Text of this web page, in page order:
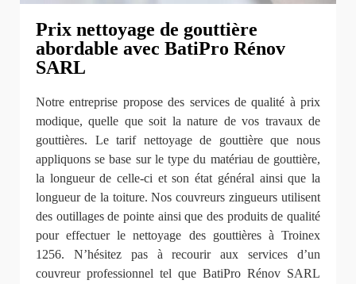
Prix nettoyage de gouttière
abordable avec BatiPro Rénov
SARL
Notre entreprise propose des services de qualité à prix
modique, quelle que soit la nature de vos travaux de
gouttières. Le tarif nettoyage de gouttière que nous
appliquons se base sur le type du matériau de gouttière,
la longueur de celle-ci et son état général ainsi que la
longueur de la toiture. Nos couvreurs zingueurs utilisent
des outillages de pointe ainsi que des produits de qualité
pour effectuer le nettoyage des gouttières à Troinex
1256. N’hésitez pas à recourir aux services d’un
couvreur professionnel tel que BatiPro Rénov SARL